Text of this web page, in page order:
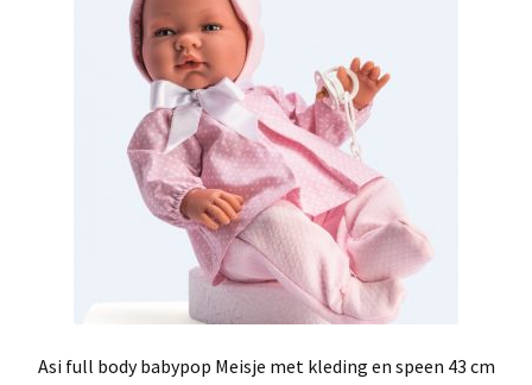
Asi full body babypop Meisje met kleding en speen 43 cm